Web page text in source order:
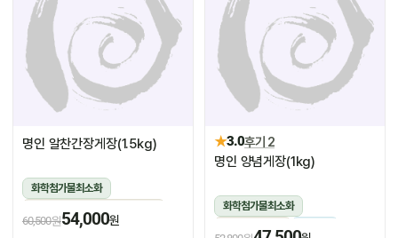
명인 알찬간장게장(1.5kg)
화학첨가물최소화
냉장
60,500원54,000원
★3.0후기 2
명인 양념게장(1kg)
화학첨가물최소화